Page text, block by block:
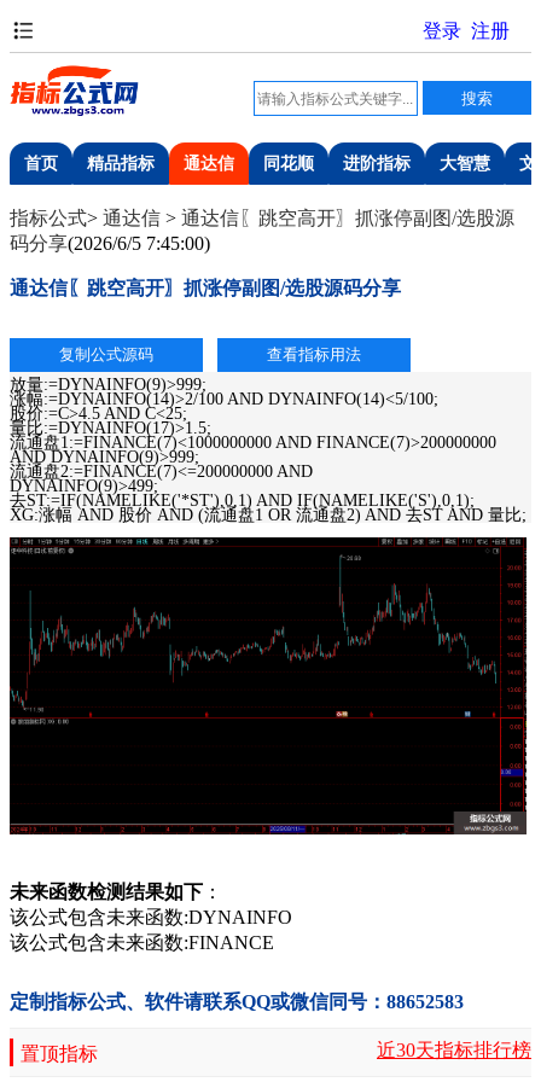
首页 精品指标 通达信 同花顺 进阶指标 大智慧 文
指标公式> 通达信 > 通达信〖跳空高开〗抓涨停副图/选股源
码分享(2026/6/5 7:45:00)
通达信〖跳空高开〗抓涨停副图/选股源码分享
放量:=DYNAINFO(9)>999;
涨幅:=DYNAINFO(14)>2/100 AND DYNAINFO(14)<5/100;
股价:=C>4.5 AND C<25;
量比:=DYNAINFO(17)>1.5;
流通盘1:=FINANCE(7)<1000000000 AND FINANCE(7)>200000000
AND DYNAINFO(9)>999;
流通盘2:=FINANCE(7)<=200000000 AND
DYNAINFO(9)>499;
去ST:=IF(NAMELIKE('*ST'),0,1) AND IF(NAMELIKE('S'),0,1);
XG:涨幅 AND 股价 AND (流通盘1 OR 流通盘2) AND 去ST AND 量比;
未来函数检测结果如下 ：
该公式包含未来函数:DYNAINFO
该公式包含未来函数:FINANCE
定制指标公式、软件请联系QQ或微信同号：88652583
置顶指标 近30天指标排行榜